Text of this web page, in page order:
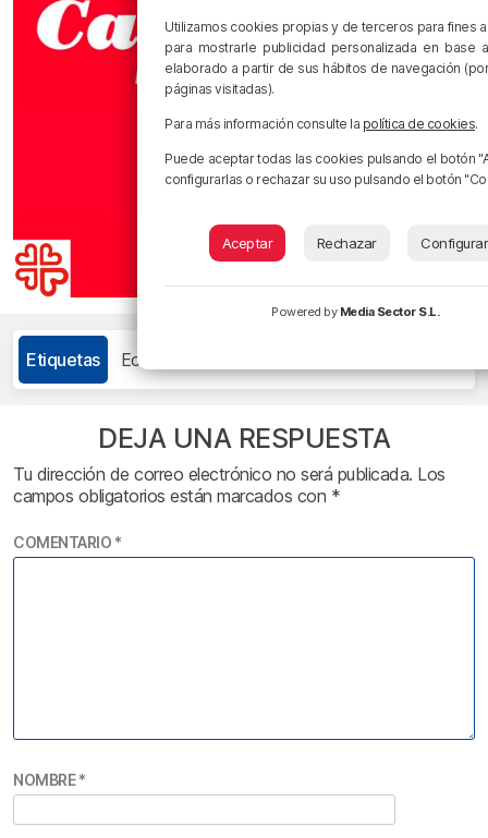
Etiquetas Ecivis
DEJA UNA RESPUESTA
Tu dirección de correo electrónico no será publicada. Los
campos obligatorios están marcados con *
COMENTARIO *
NOMBRE*
Utilizamos cookies propias y de terceros para fines
para mostrarle publicidad personalizada en base
elaborado a partir de sus hábitos de navegación
páginas visitadas).
Para más información consulte la política de cookies.
Puede aceptar todas las cookies pulsando el botón
configurarlas o rechazar su uso pulsando el botón
Aceptar Rechazar Configurar
Powered by Media Sector S.L.